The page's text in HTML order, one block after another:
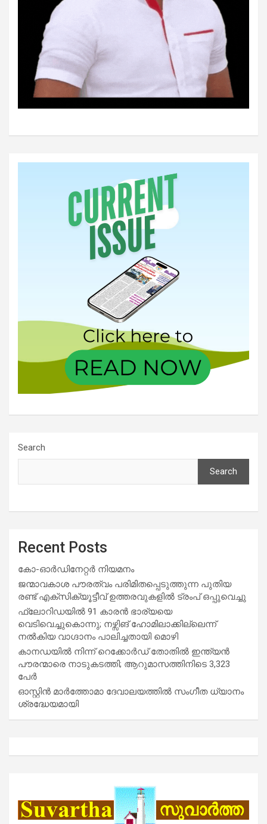
Search
Search
Recent Posts
കോ-ഓർഡിനേറ്റർ നിയമനം
ജന്മാവകാശ പൗരത്വം പരിമിതപ്പെടുത്തുന്ന പുതിയ
രണ്ട് എക്സിക്യൂട്ടീവ് ഉത്തരവുകളിൽ ട്രംപ് ഒപ്പുവെച്ചു
ഫ്ലോറിഡയിൽ 91 കാരൻ ഭാര്യയെ
വെടിവെച്ചുകൊന്നു; നഴ്സിങ് ഹോമിലാക്കില്ലെന്ന്
നൽകിയ വാഗ്ദാനം പാലിച്ചതായി മൊഴി
കാനഡയിൽ നിന്ന് റെക്കോർഡ് തോതിൽ ഇന്ത്യൻ
പൗരന്മാരെ നാടുകടത്തി; ആറുമാസത്തിനിടെ 3,323
പേർ
ഓസ്റ്റിൻ മാർത്തോമാ ദേവാലയത്തിൽ സംഗീത ധ്യാനം
ശ്രദ്ധേയമായി